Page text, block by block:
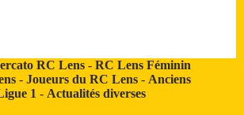
RC Lens -RC Lens Féminin
- Joueurs du RC Lens- Anciens
1 - Actualités diverses